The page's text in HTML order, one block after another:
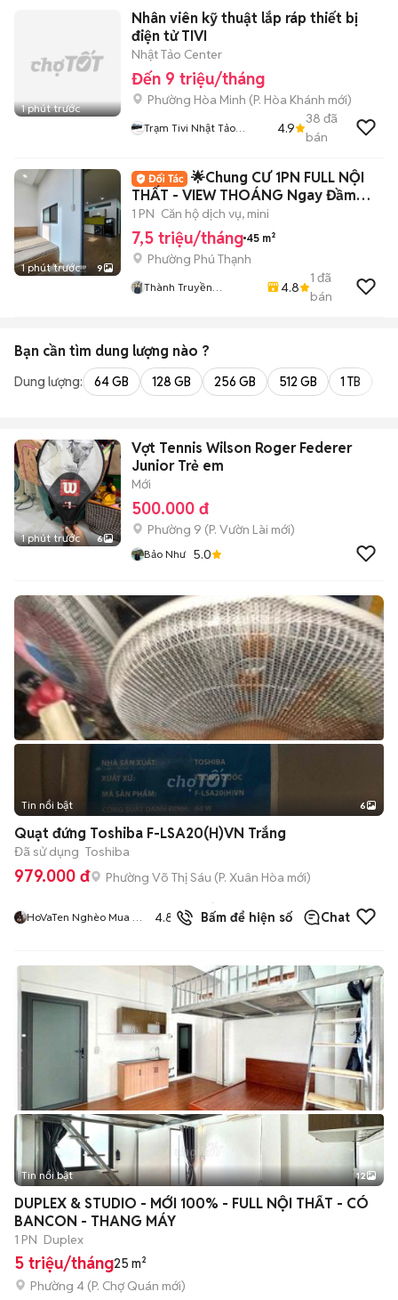
1 phút trước
Nhân viên kỹ thuật lắp ráp thiết bị
điện tử TIVI
Nhật Tảo Center
Đến 9 triệu/tháng
Phường Hòa Minh (P. Hòa Khánh mới)
Trạm Tivi Nhật Tảo
4.9
38 đã
bán
1 phút trước 9
🌟Chung CƯ 1PN FULL NỘI
THẤT - VIEW THOÁNG Ngay Đầm
Sen - Giáp Q11🌟
1 PN Căn hộ dịch vụ, mini
7,5 triệu/tháng 45 m²
Phường Phú Thạnh
Thành Truyền
4.8
1 đã
bán
Bạn cần tìm dung lượng nào ?
Dung lượng: 64 GB 128 GB 256 GB 512 GB 1 TB
1 phút trước 6
Vợt Tennis Wilson Roger Federer
Junior Trẻ em
Mới
500.000 đ
Phường 9 (P. Vườn Lài mới)
Bảo Như 5.0
+2
Tin nổi bật 6
Quạt đứng Toshiba F-LSA20(H)VN Trắng
Đã sử dụng Toshiba
979.000 đ Phường Võ Thị Sáu (P. Xuân Hòa mới)
HoVaTen Nghèo Mua Gì
4.8
104
đã
bán
Bấm để hiện số Chat
+2
Tin nổi bật 12
DUPLEX & STUDIO - MỚI 100% - FULL NỘI THẤT - CÓ
BANCON - THANG MÁY
1 PN Duplex
5 triệu/tháng25 m²
Phường 4 (P. Chợ Quán mới)